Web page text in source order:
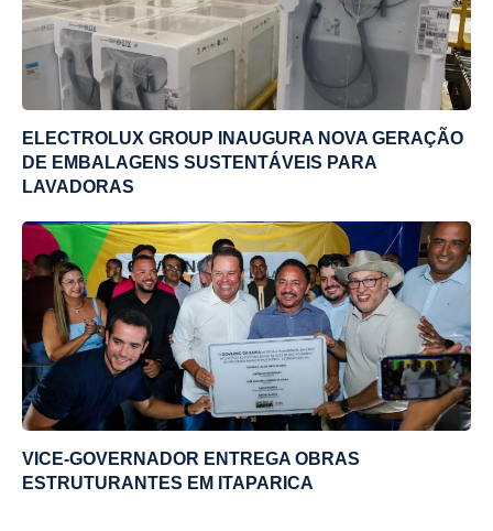
ELECTROLUX GROUP INAUGURA NOVA GERAÇÃO
DE EMBALAGENS SUSTENTÁVEIS PARA
LAVADORAS
VICE-GOVERNADOR ENTREGA OBRAS
ESTRUTURANTES EM ITAPARICA